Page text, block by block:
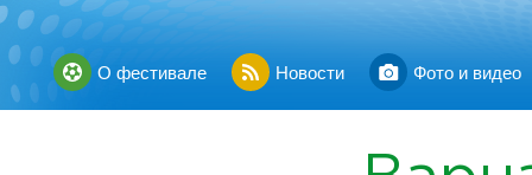
О фестивале Новости Фото и видео